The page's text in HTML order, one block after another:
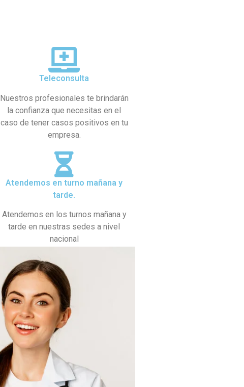
Teleconsulta
Nuestros profesionales te brindarán
la confianza que necesitas en el
caso de tener casos positivos en tu
empresa.
Atendemos en turno mañana y
tarde.
Atendemos en los turnos mañana y
tarde en nuestras sedes a nivel
nacional